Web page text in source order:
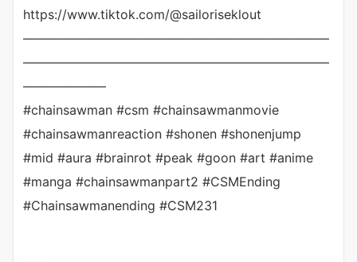
https://www.tiktok.com/@sailoriseklout
————————————————————————
————————————————————————
——————–
#chainsawman #csm #chainsawmanmovie
#chainsawmanreaction #shonen #shonenjump
#mid #aura #brainrot #peak #goon #art #anime
#manga #chainsawmanpart2 #CSMEnding
#Chainsawmanending #CSM231